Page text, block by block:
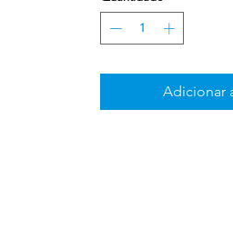
Adicionar